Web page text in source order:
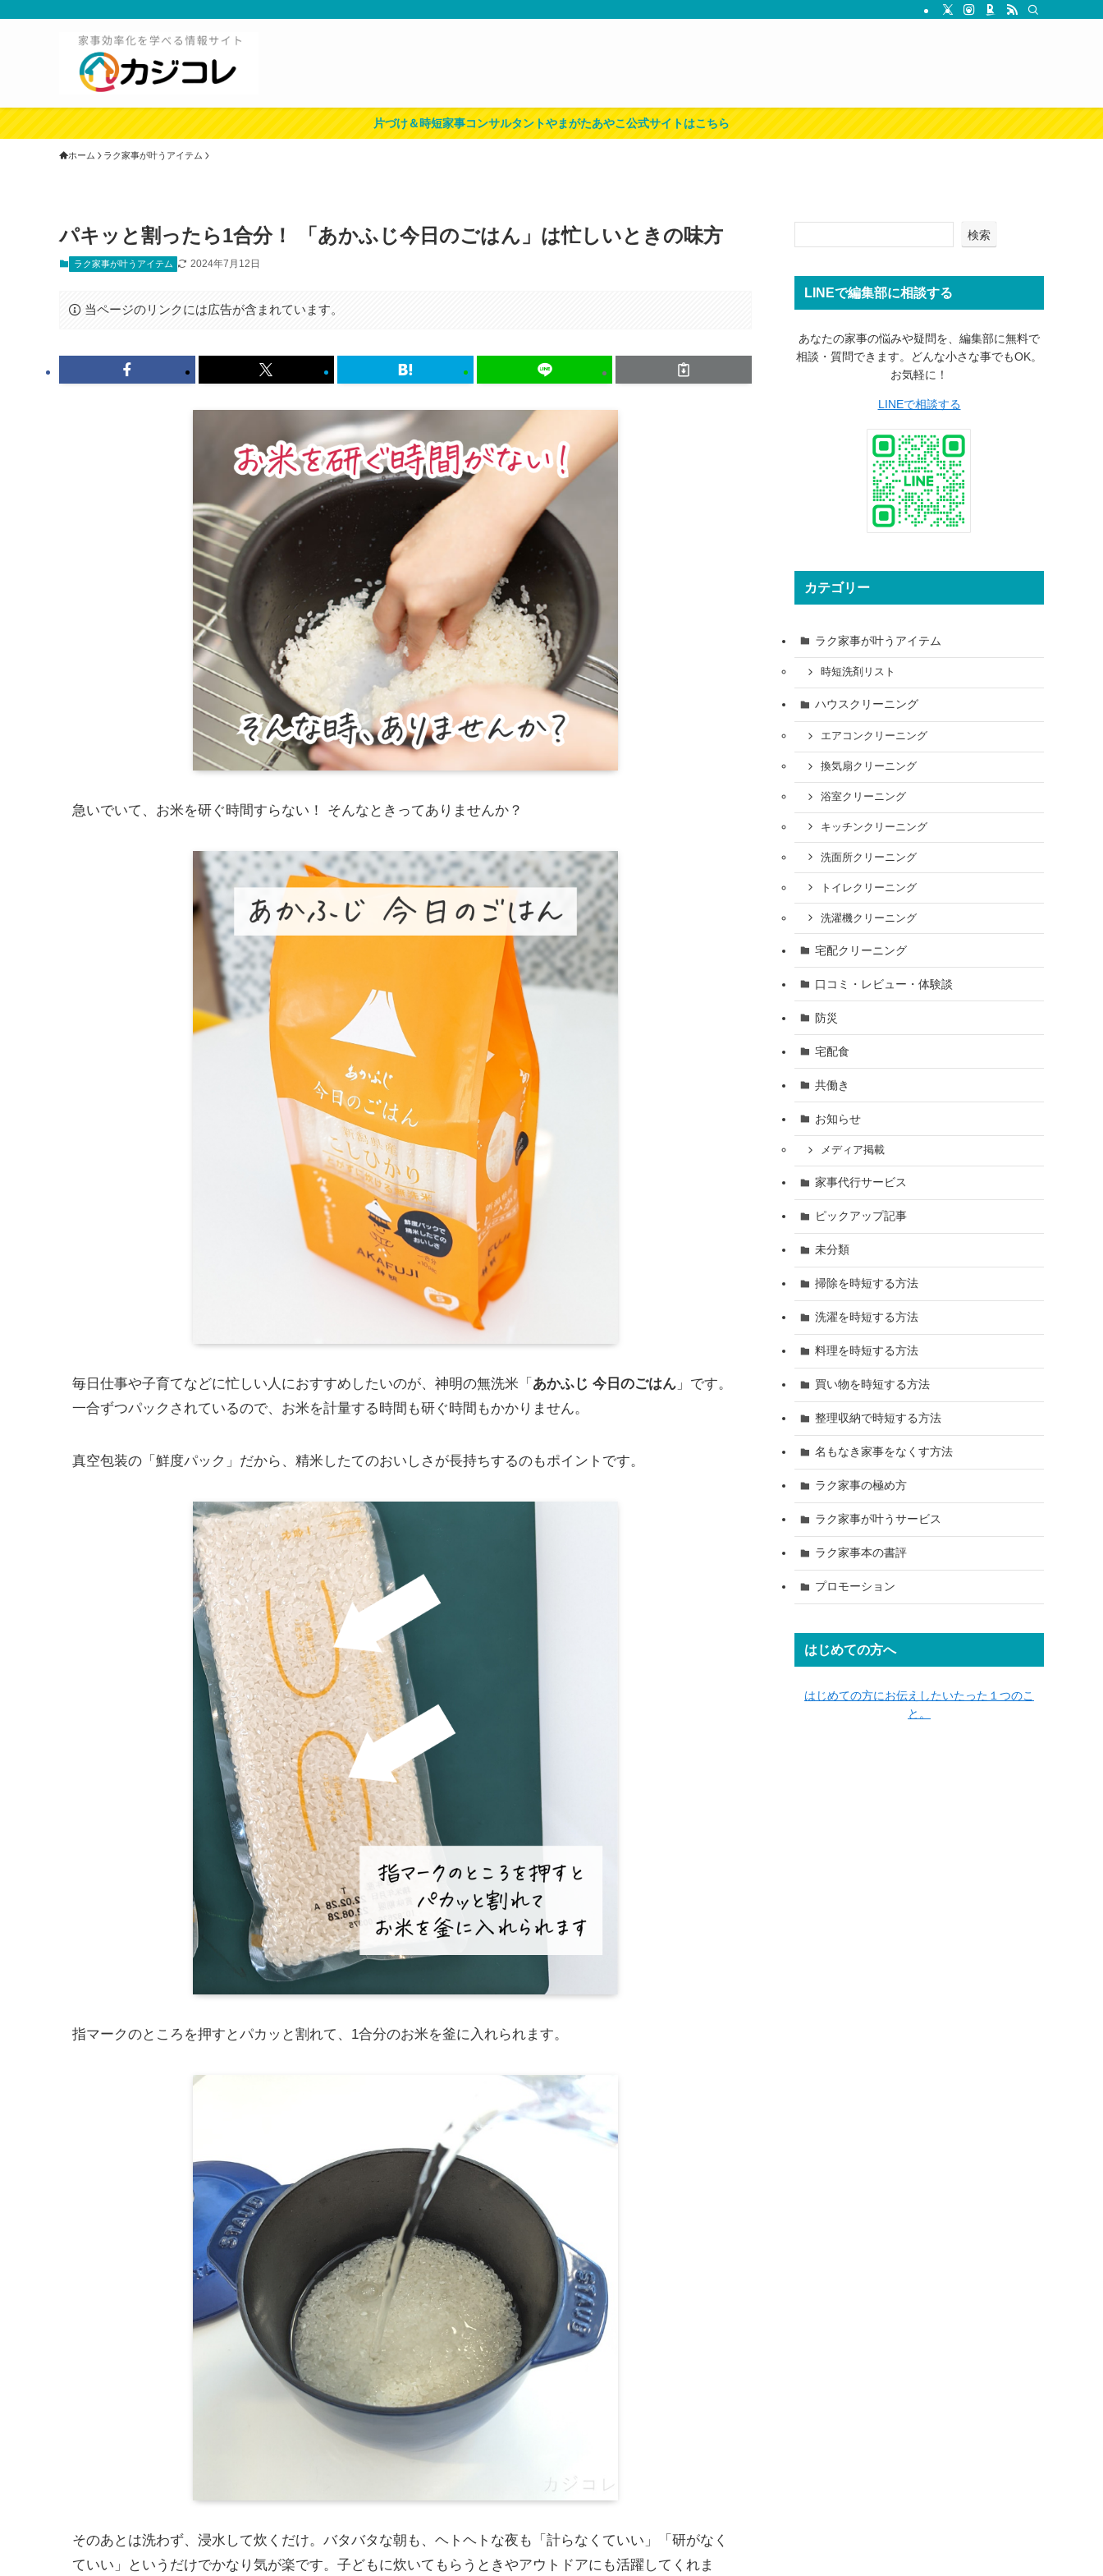
片づけ＆時短家事コンサルタントやまがたあやこ公式サイトはこちら
ホーム ラク家事が叶うアイテム
パキッと割ったら1合分！ 「あかふじ今日のごはん」は忙しいときの味方
ラク家事が叶うアイテム 2024年7月12日
当ページのリンクには広告が含まれています。
急いでいて、お米を研ぐ時間すらない！ そんなときってありませんか？
毎日仕事や子育てなどに忙しい人におすすめしたいのが、神明の無洗米「 あかふじ 今日のごはん 」です。
一合ずつパックされているので、お米を計量する時間も研ぐ時間もかかりません。
真空包装の「鮮度パック」だから、精米したてのおいしさが長持ちするのもポイントです。
指マークのところを押すとパカッと割れて、1合分のお米を釜に入れられます。
そのあとは洗わず、浸水して炊くだけ。バタバタな朝も、ヘトヘトな夜も「計らなくていい」「研がなく
ていい」というだけでかなり気が楽です。子どもに炊いてもらうときやアウトドアにも活躍してくれま
検索
LINEで編集部に相談する
あなたの家事の悩みや疑問を、編集部に無料で
相談・質問できます。どんな小さな事でもOK。
お気軽に！
LINEで相談する
カテゴリー
ラク家事が叶うアイテム
時短洗剤リスト
ハウスクリーニング
エアコンクリーニング
換気扇クリーニング
浴室クリーニング
キッチンクリーニング
洗面所クリーニング
トイレクリーニング
洗濯機クリーニング
宅配クリーニング
口コミ・レビュー・体験談
防災
宅配食
共働き
お知らせ
メディア掲載
家事代行サービス
ピックアップ記事
未分類
掃除を時短する方法
洗濯を時短する方法
料理を時短する方法
買い物を時短する方法
整理収納で時短する方法
名もなき家事をなくす方法
ラク家事の極め方
ラク家事が叶うサービス
ラク家事本の書評
プロモーション
はじめての方へ
はじめての方にお伝えしたいたった１つのこ
と。